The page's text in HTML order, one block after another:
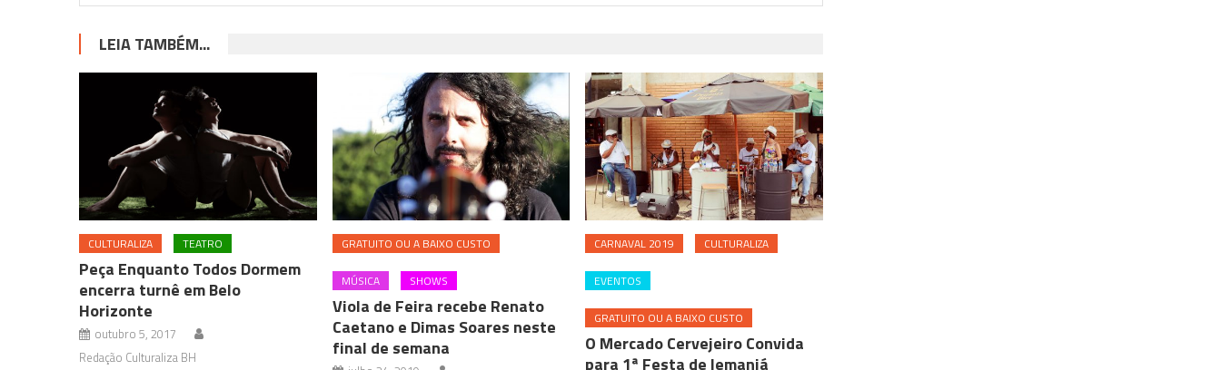
LEIA TAMBÉM...
CULTURALIZA TEATRO
Peça Enquanto Todos Dormem
encerra turnê em Belo
Horizonte
outubro 5, 2017
Redação Culturaliza BH
GRATUITO OU A BAIXO CUSTO
MÚSICA SHOWS
Viola de Feira recebe Renato
Caetano e Dimas Soares neste
final de semana
CARNAVAL 2019 CULTURALIZA
EVENTOS
GRATUITO OU A BAIXO CUSTO
O Mercado Cervejeiro Convida
para 1ª Festa de Iemanjá